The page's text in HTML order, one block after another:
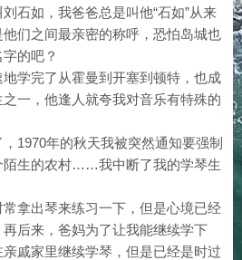
石如，我爸爸总是叫他“石如”从来
们之间最亲密的称呼，恐怕岛城也
的吧？
学完了从霍曼到开塞到顿特，也成
一，他逢人就夸我对音乐有特殊的
1970年的秋天我被突然通知要强制
陌生的农村……我中断了我的学琴生
拿出琴来练习一下，但是心境已经
后来，爸妈为了让我能继续学下
戚家里继续学琴，但是已经是时过